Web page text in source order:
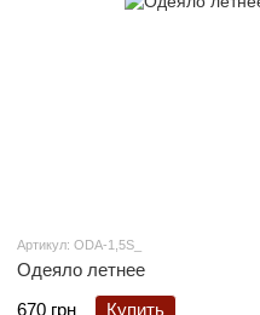
Артикул: ODA-1,5S_
Одеяло летнее
670 грн
Купить